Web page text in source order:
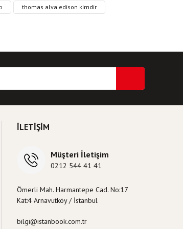
tarafımıza iletebilirsiniz.
thomas alva edison kimdir
İLETİŞİM
Müşteri İletişim
0212 544 41 41
Ömerli Mah. Harmantepe Cad. No:17
Kat:4 Arnavutköy / İstanbul
bilgi@istanbook.com.tr